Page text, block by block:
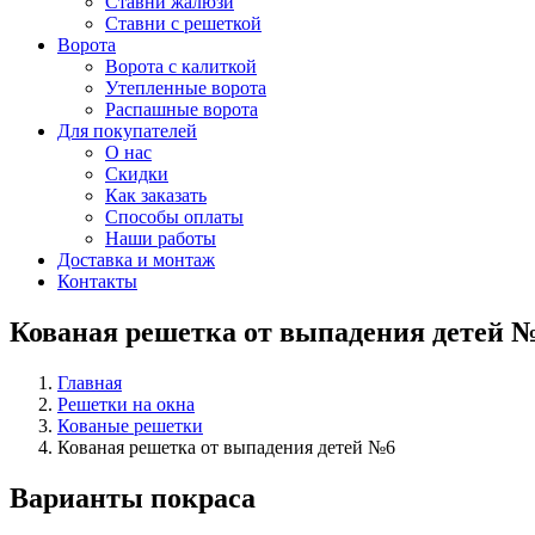
Ставни с решеткой
Ворота
Ворота с калиткой
Утепленные ворота
Распашные ворота
Для покупателей
О нас
Скидки
Как заказать
Способы оплаты
Наши работы
Доставка и монтаж
Контакты
Кованая решетка от выпадения детей
Главная
Решетки на окна
Кованые решетки
Кованая решетка от выпадения детей №6
Варианты покраса